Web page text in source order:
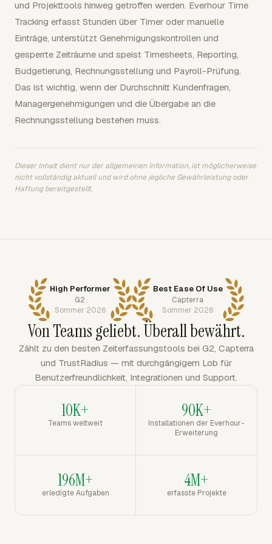
und Projekttools hinweg getroffen werden. Everhour Time
Tracking erfasst Stunden über Timer oder manuelle
Einträge, unterstützt Genehmigungskontrollen und
gesperrte Zeiträume und speist Timesheets, Reporting,
Budgetierung, Rechnungsstellung und Payroll-Prüfung.
Das ist wichtig, wenn der Durchschnitt Kundenfragen,
Managergenehmigungen und die Übergabe an die
Rechnungsstellung bestehen muss.
Dieser Inhalt dient nur der allgemeinen Information, ist möglicherweise
nicht vollständig aktuell und wird ohne jegliche Gewährleistung oder
Haftung bereitgestellt.
High Performer
G2
Sommer 2026
Best Ease Of Use
Capterra
Sommer 2026
Von Teams geliebt. Überall bewährt.
Zählt zu den besten Zeiterfassungstools bei G2, Capterra
und TrustRadius — mit durchgängigem Lob für
Benutzerfreundlichkeit, Integrationen und Support.
10K+
Teams weltweit
90K+
Installationen der Everhour-
Erweiterung
196M+
erledigte Aufgaben
4M+
erfasste Projekte